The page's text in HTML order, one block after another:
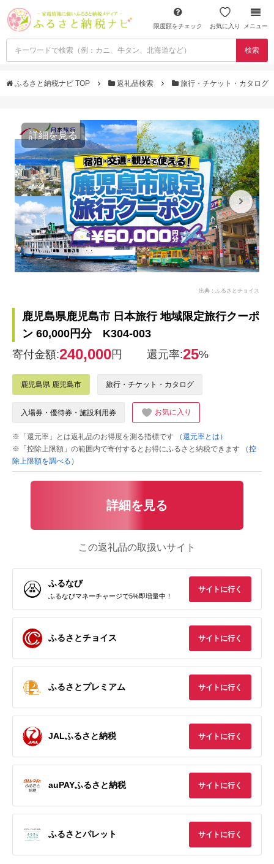
限度額をチェック お気に入り メニュー
検索
ふるさと納税ナビ TOP 返礼品検索 旅行・チケット・カタログ
詳細を見る
出典：ふるさとチョイス
鹿児島県鹿児島市 日本旅行 地域限定旅行クーポ
ン 60,000円分 K304-003
寄付金額:240,000円 還元率:25%
鹿児島県 鹿児島市 旅行・チケット・カタログ
入場券・優待券・施設利用券 お気に入り
※「還元率」とは返礼品のお得度を測る指標です
（還元率とは）
※「控除上限額」の範囲内で寄付するとお得にふるさと納税できます
（控
除上限額を調べる）
詳細を見る
この返礼品の取扱いサイト
ふるなび
ふるなびマネーチャージで5%即増量中！
サイトに行く
ふるさとチョイス サイトに行く
ふるさとプレミアム サイトに行く
JALふるさと納税 サイトに行く
auPAYふるさと納税 サイトに行く
ふるさとパレット サイトに行く